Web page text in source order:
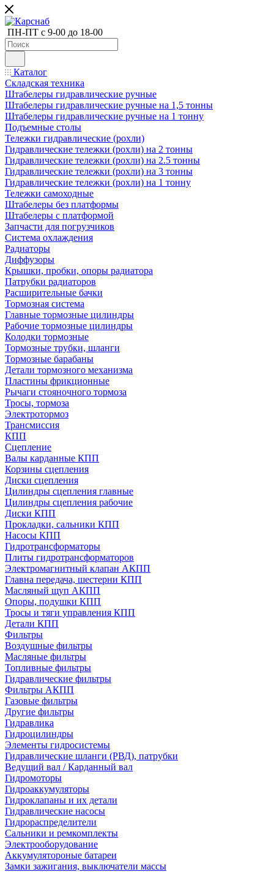
ПН-ПТ с 9-00 до 18-00
Каталог
Складская техника
Штабелеры гидравлические ручные
Штабелеры гидравлические ручные на 1,5 тонны
Штабелеры гидравлические ручные на 1 тонну
Подъемные столы
Тележки гидравлические (рохли)
Гидравлические тележки (рохли) на 2 тонны
Гидравлические тележки (рохли) на 2.5 тонны
Гидравлические тележки (рохли) на 3 тонны
Гидравлические тележки (рохли) на 1 тонну
Тележки самоходные
Штабелеры без платформы
Штабелеры с платформой
Запчасти для погрузчиков
Система охлаждения
Радиаторы
Диффузоры
Крышки, пробки, опоры радиатора
Патрубки радиаторов
Расширительные бачки
Тормозная система
Главные тормозные цилиндры
Рабочие тормозные цилиндры
Колодки тормозные
Тормозные трубки, шланги
Тормозные барабаны
Детали тормозного механизма
Пластины фрикционные
Рычаги стояночного тормоза
Тросы, тормоза
Электротормоз
Трансмиссия
КПП
Сцепление
Валы карданные КПП
Корзины сцепления
Диски сцепления
Цилиндры сцепления главные
Цилиндры сцепления рабочие
Диски КПП
Прокладки, сальники КПП
Насосы КПП
Гидротрансформаторы
Плиты гидротрансформаторов
Электромагнитный клапан АКПП
Главна передача, шестерни КПП
Масляный щуп АКПП
Опоры, подушки КПП
Тросы и тяги управления КПП
Детали КПП
Фильтры
Воздушные фильтры
Масляные фильтры
Топливные фильтры
Гидравлические фильтры
Фильтры АКПП
Газовые фильтры
Другие фильтры
Гидравлика
Гидроцилиндры
Элементы гидросистемы
Гидравлические шланги (РВД), патрубки
Ведущий вал / Карданный вал
Гидромоторы
Гидроаккумуляторы
Гидроклапаны и их детали
Гидравлические насосы
Гидрораспределители
Сальники и ремкомплекты
Электрооборудование
Аккумулятороные батареи
Замки зажигания, выключатели массы